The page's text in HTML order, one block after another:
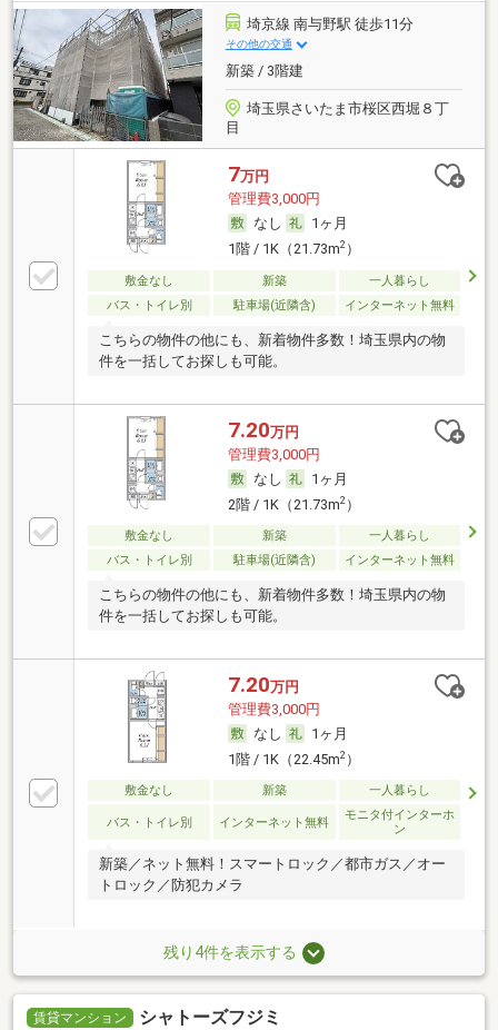
埼京線 南与野駅 徒歩11分
その他の交通
新築 / 3階建
埼玉県さいたま市桜区西堀８丁
目
7万円
管理費3,000円
なし
1ヶ月
1階 / 1K（21.73m2）
敷金なし 新築
一人暮らし
バス・トイレ別
駐車場(近隣含) インターネット無料
こちらの物件の他にも、新着物件多数！埼玉県内の物
件を一括してお探しも可能。
7.20万円
管理費3,000円
なし
1ヶ月
2階 / 1K（21.73m2）
敷金なし 新築
一人暮らし
バス・トイレ別
駐車場(近隣含) インターネット無料
こちらの物件の他にも、新着物件多数！埼玉県内の物
件を一括してお探しも可能。
7.20万円
管理費3,000円
なし
1ヶ月
1階 / 1K（22.45m2）
敷金なし 新築 一人暮らし
バス・トイレ別 インターネット無料
モニタ付インターホ
ン
新築／ネット無料！スマートロック／都市ガス／オー
トロック／防犯カメラ
残り4件を表示する
賃貸マンション シャトーズフジミ